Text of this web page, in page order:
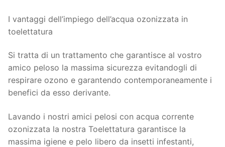
I vantaggi dell’impiego dell’acqua ozonizzata in
toelettatura
Si tratta di un trattamento che garantisce al vostro
amico peloso la massima sicurezza evitandogli di
respirare ozono e garantendo contemporaneamente i
benefici da esso derivante.
Lavando i nostri amici pelosi con acqua corrente
ozonizzata la nostra Toelettatura garantisce la
massima igiene e pelo libero da insetti infestanti,